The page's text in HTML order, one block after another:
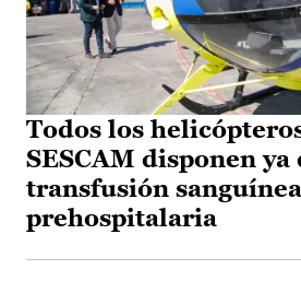
Todos los
SESCAM disponen ya
transfusión sanguínea
prehospitalaria